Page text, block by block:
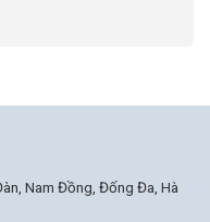
Nam Đồng, Đống Đa, Hà